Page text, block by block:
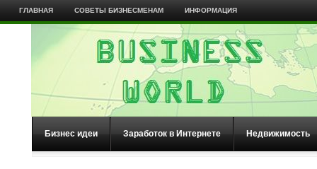
ГЛАВНАЯ СОВЕТЫ БИЗНЕСМЕНАМ ИНФОРМАЦИЯ
Бизнес идеи Заработок в Интернете Недвижимость